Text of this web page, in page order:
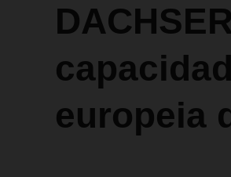
europeia